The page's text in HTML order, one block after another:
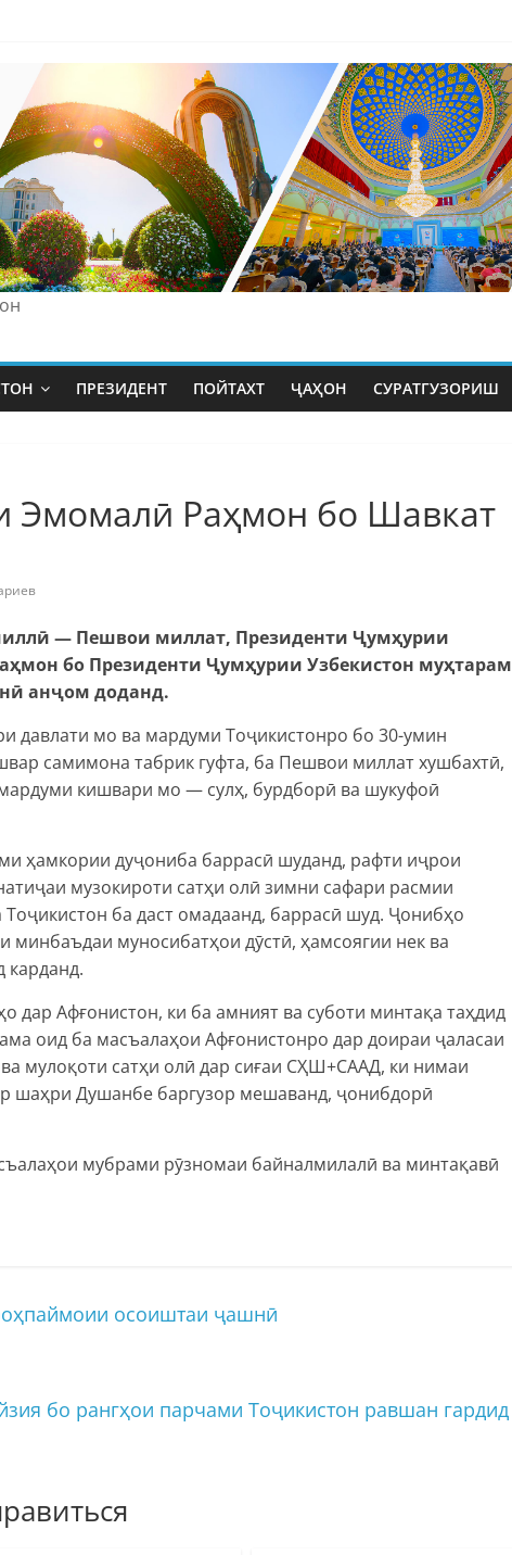
ПРЕЗИДЕНТ ПОЙТАХТ ҶАҲОН СУРАТГУЗОРИШ
Эмомалӣ Раҳмон бо Шавкат
— Пешвои миллат, Президенти Ҷумҳурии
бо Президенти Ҷумҳурии Узбекистон муҳтарам
анҷом доданд.
давлати мо ва мардуми Тоҷикистонро бо 30-умин
самимона табрик гуфта, ба Пешвои миллат хушбахтӣ,
кишвари мо — сулҳ, бурдборӣ ва шукуфоӣ
ҳамкории дуҷониба баррасӣ шуданд, рафти иҷрои
музокироти сатҳи олӣ зимни сафари расмии
ба даст омадаанд, баррасӣ шуд. Ҷонибҳо
минбаъдаи муносибатҳои дӯстӣ, ҳамсоягии нек ва
карданд.
дар Афғонистон, ки ба амният ва суботи минтақа таҳдид
оид ба масъалаҳои Афғонистонро дар доираи ҷаласаи
мулоқоти сатҳи олӣ дар сиғаи СҲШ+СААД, ки нимаи
шаҳри Душанбе баргузор мешаванд, ҷонибдорӣ
мубрами рӯзномаи байналмилалӣ ва минтақавӣ
осоиштаи ҷашнӣ
бо рангҳои парчами Тоҷикистон равшан гардид